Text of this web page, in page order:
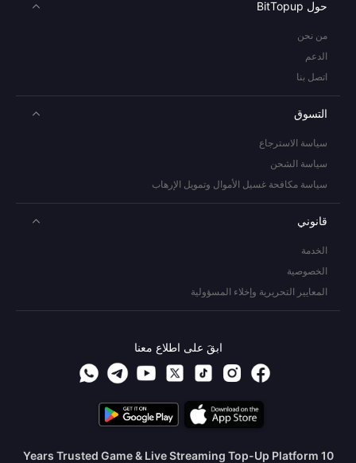
حول BitTopup
من نحن
الدعم
اتصل بنا
التسوق
سياسة الاسترجاع
سياسة الشحن
سياسة مكافحة غسيل الأموال وتمويل الإرهاب
قانوني
الخدمة
الخصوصية
المعايير التحريرية وإخلاء المسؤولية
ابقَ على اطلاع معنا
10 Years Trusted Game & Live Streaming Top-Up Platform